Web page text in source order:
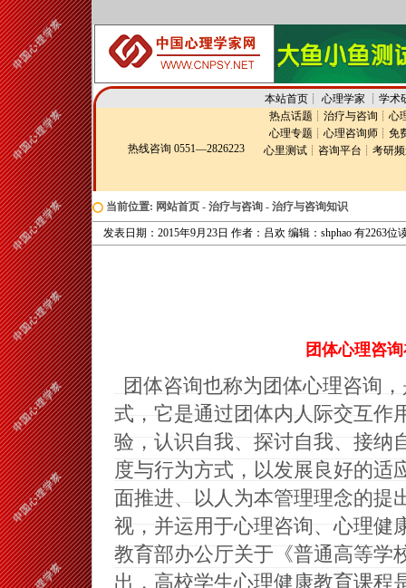
本站首页┊ 心理学家 ┊ 学术
热线咨询 0551—2826223
热点话题 ┊ 治疗与咨询 ┊ 心
心理专题 ┊ 心理咨询师 ┊ 免
心里测试 ┊ 咨询平台 ┊ 考研
当前位置: 网站首页 - 治疗与咨询 - 治疗与咨询知识
发表日期：2015年9月23日 作者：吕欢 编辑：shphao 有2263位
团体心理咨
团体咨询也称为团体心理咨询
式，它是通过团体内人际交互作
验，认识自我、 探讨自我、 接纳
度与行为方式，以发展良好的适
面推进、
以人为本管理理念的提
视，并运用于心理咨询、心理健
教育部办公厅关于 《普通高等学
出，高校学生心理健康教育课程